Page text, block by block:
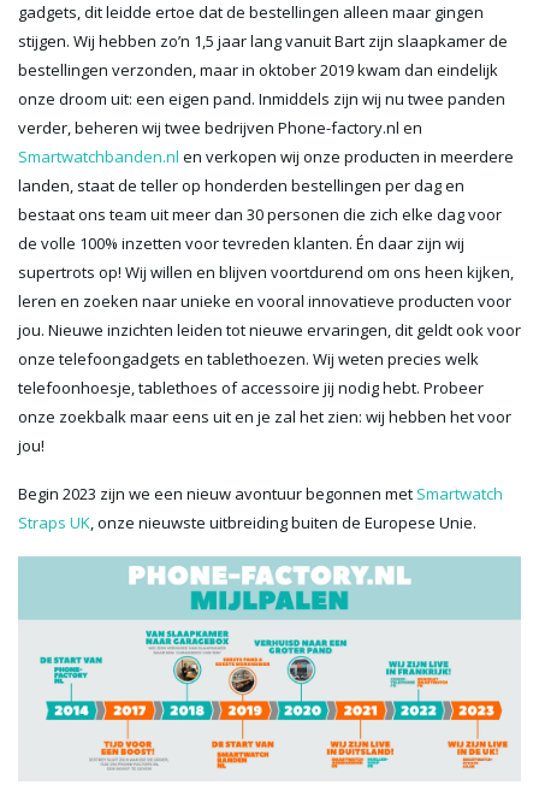
gadgets, dit leidde ertoe dat de bestellingen alleen maar gingen
stijgen. Wij hebben zo’n 1,5 jaar lang vanuit Bart zijn slaapkamer de
bestellingen verzonden, maar in oktober 2019 kwam dan eindelijk
onze droom uit: een eigen pand. Inmiddels zijn wij nu twee panden
verder, beheren wij twee bedrijven Phone-factory.nl en
Smartwatchbanden.nl en verkopen wij onze producten in meerdere
landen, staat de teller op honderden bestellingen per dag en
bestaat ons team uit meer dan 30 personen die zich elke dag voor
de volle 100% inzetten voor tevreden klanten. Én daar zijn wij
supertrots op! Wij willen en blijven voortdurend om ons heen kijken,
leren en zoeken naar unieke en vooral innovatieve producten voor
jou. Nieuwe inzichten leiden tot nieuwe ervaringen, dit geldt ook voor
onze telefoongadgets en tablethoezen. Wij weten precies welk
telefoonhoesje, tablethoes of accessoire jij nodig hebt. Probeer
onze zoekbalk maar eens uit en je zal het zien: wij hebben het voor
jou!
Begin 2023 zijn we een nieuw avontuur begonnen met Smartwatch
Straps UK, onze nieuwste uitbreiding buiten de Europese Unie.